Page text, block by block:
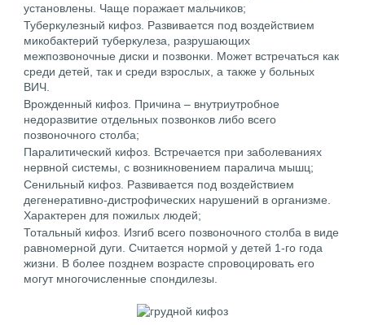
установлены. Чаще поражает мальчиков;
Туберкулезный кифоз. Развивается под воздействием
микобактерий туберкулеза, разрушающих
межпозвоночные диски и позвонки. Может встречаться как
среди детей, так и среди взрослых, а также у больных
ВИЧ.
Врожденный кифоз. Причина – внутриутробное
недоразвитие отдельных позвонков либо всего
позвоночного столба;
Паралитический кифоз. Встречается при заболеваниях
нервной системы, с возникновением паралича мышц;
Сенильный кифоз. Развивается под воздействием
дегенеративно-дистрофических нарушений в организме.
Характерен для пожилых людей;
Тотальный кифоз. Изгиб всего позвоночного столба в виде
равномерной дуги. Считается нормой у детей 1-го года
жизни. В более позднем возрасте спровоцировать его
могут многочисленные спондилезы.